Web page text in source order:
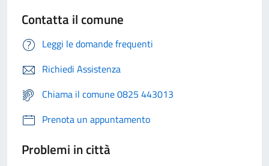
Contatta il comune
Leggi le domande frequenti
Richiedi Assistenza
Chiama il comune 0825 443013
Prenota un appuntamento
Problemi in città